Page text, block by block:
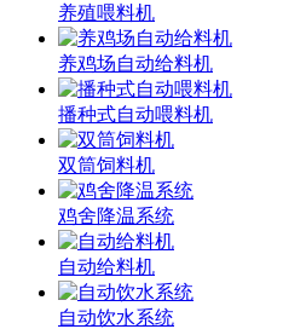
养殖喂料机
养鸡场自动给料机
播种式自动喂料机
双筒饲料机
鸡舍降温系统
自动给料机
自动饮水系统